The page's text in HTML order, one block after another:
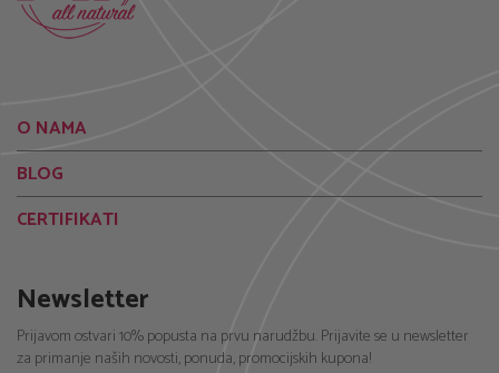
O NAMA
BLOG
CERTIFIKATI
Newsletter
Prijavom ostvari 10% popusta na prvu narudžbu. Prijavite se u newsletter
za primanje naših novosti, ponuda, promocijskih kupona!